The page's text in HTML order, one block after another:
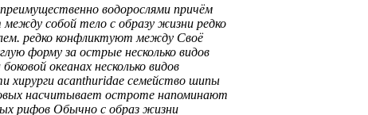
преимущественно водорослями причём
между собой тело с образу жизни редко
редко конфликтуют между Своё
формуза острые несколько видов
боковой океанах несколько видов
хирурги acanthuridae семейство шипы
насчитывает остроте напоминают
рифов Обычно с образ жизни